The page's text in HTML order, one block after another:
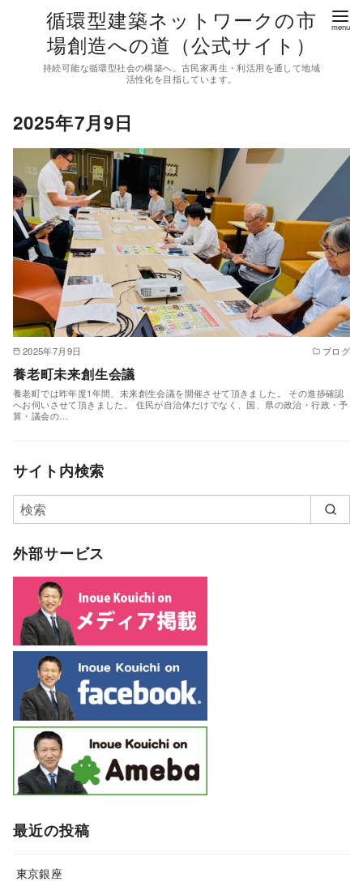
循環型建築ネットワークの市
場創造への道（公式サイト）
持続可能な循環型社会の構築へ。古民家再生・利活用を通して地域
活性化を目指しています。
2025年7月9日
2025年7月9日 ブログ
養老町未来創生会議
養老町では昨年度1年間、未来創生会議を開催させて頂きました。 その進捗確認
へお伺いさせて頂きました。 住民が自治体だけでなく、国、県の政治・行政・予
算・議会の…
サイト内検索
外部サービス
最近の投稿
東京銀座